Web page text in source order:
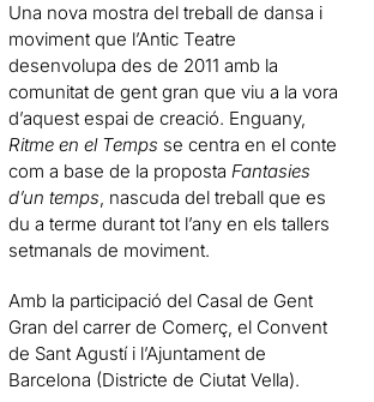
Una nova mostra del treball de dansa i
moviment que l’Antic Teatre
desenvolupa des de 2011 amb la
comunitat de gent gran que viu a la vora
d’aquest espai de creació. Enguany,
Ritme en el Temps se centra en el conte
com a base de la propostaFantasies
d’un temps, nascuda del treball que es
du a terme durant tot l’any en els tallers
setmanals de moviment.
Amb la participació del Casal de Gent
Gran del carrer de Comerç, el Convent
de Sant Agustí i l’Ajuntament de
Barcelona (Districte de Ciutat Vella).